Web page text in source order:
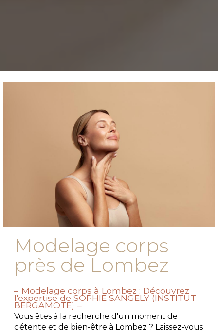
Modelage corps
près de Lombez
Modelage corps à Lombez : Découvrez
l'expertise de SOPHIE SANGELY (INSTITUT
BERGAMOTE)
Vous êtes à la recherche d'un moment de
détente et de bien-être à Lombez ? Laissez-vous